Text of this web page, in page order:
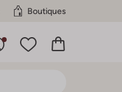
Boutiques